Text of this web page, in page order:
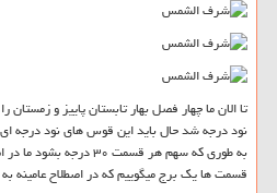
تا الان ما چهار فصل بهار تابستان پاییز و
نود درجه شد حال باید این قوس های نود درجه
به طوری که سهم هر قسمت
قسمت ها یک برج میگوییم که در اصطلاح عامینه